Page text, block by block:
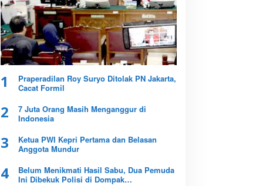
1
Praperadilan Roy Suryo Ditolak PN Jakarta,
Cacat Formil
2
7 Juta Orang Masih Menganggur di
Indonesia
3
Ketua PWI Kepri Pertama dan Belasan
Anggota Mundur
4
Belum Menikmati Hasil Sabu, Dua Pemuda
Ini Dibekuk Polisi di Dompak